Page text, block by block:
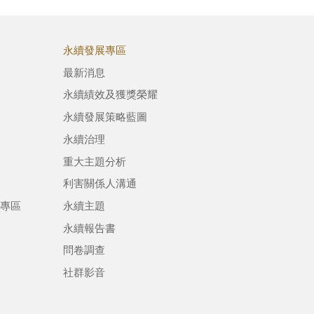
區
永續發展專區
最新消息
永續績效及獲獎榮耀
永續發展策略藍圖
永續治理
重大主題分析
利害關係人溝通
永續主題
永續報告書
問卷調查
社群影音